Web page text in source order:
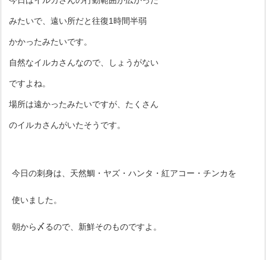
みたいで、遠い所だと往復1時間半弱
かかったみたいです。
自然なイルカさんなので、しょうがない
ですよね。
場所は遠かったみたいですが、たくさん
のイルカさんがいたそうです。
今日の刺身は、天然鯛・ヤズ・ハンタ・紅アコー・チンカを
使いました。
朝から〆るので、新鮮そのものですよ。